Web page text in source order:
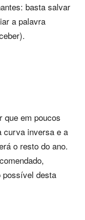
basta salvar
a palavra
que em poucos
curva inversa e a
o resto do ano.
possível desta